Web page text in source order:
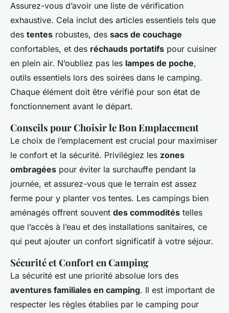
Assurez-vous d’avoir une liste de vérification
exhaustive. Cela inclut des articles essentiels tels que
des tentes robustes, des sacs de couchage
confortables, et des réchauds portatifs pour cuisiner
en plein air. N’oubliez pas les lampes de poche,
outils essentiels lors des soirées dans le camping.
Chaque élément doit être vérifié pour son état de
fonctionnement avant le départ.
Conseils pour Choisir le Bon Emplacement
Le choix de l’emplacement est crucial pour maximiser
le confort et la sécurité. Privilégiez les zones
ombragées pour éviter la surchauffe pendant la
journée, et assurez-vous que le terrain est assez
ferme pour y planter vos tentes. Les campings bien
aménagés offrent souvent des commodités telles
que l’accès à l’eau et des installations sanitaires, ce
qui peut ajouter un confort significatif à votre séjour.
Sécurité et Confort en Camping
La sécurité est une priorité absolue lors des
aventures familiales en camping. Il est important de
respecter les règles établies par le camping pour